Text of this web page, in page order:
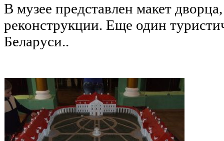
В музее представлен макет
реконструкции. Еще один
Беларуси..